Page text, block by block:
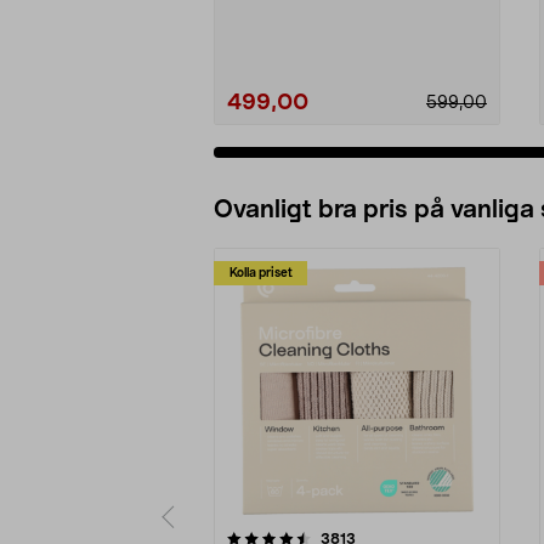
499,00 599,00
Ovanligt bra pris på vanliga
Kolla priset
3813
4.0av 5 stjärnor